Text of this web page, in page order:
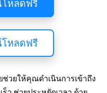
หลดฟรี
หลดฟรี
วยให้คุณดำเนินการเข้าถึง